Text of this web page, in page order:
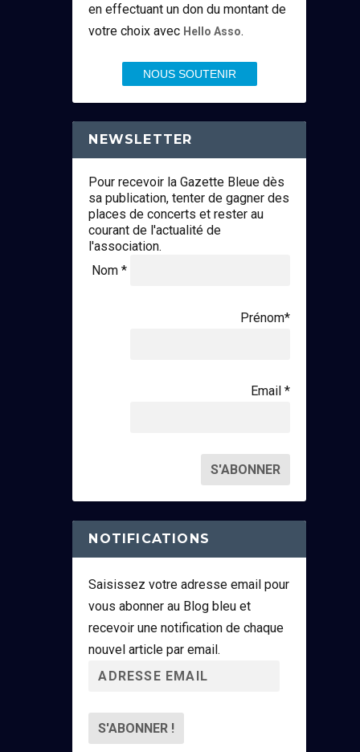
en effectuant un don du montant de
votre choix avec Hello Asso.
NOUS SOUTENIR
NEWSLETTER
Pour recevoir la Gazette Bleue dès
sa publication, tenter de gagner des
places de concerts et rester au
courant de l'actualité de
l'association.
Nom *
Prénom*
Email *
NOTIFICATIONS
Saisissez votre adresse email pour
vous abonner au Blog bleu et
recevoir une notification de chaque
nouvel article par email.
r